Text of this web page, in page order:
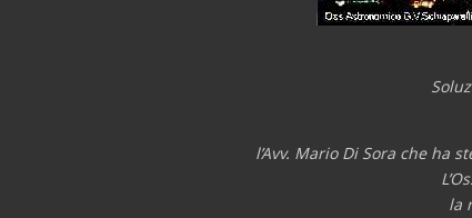
l’Avv. Mario Di Sora che ha
la